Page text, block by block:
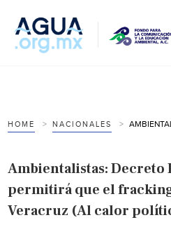
HOME NACIONALES
Ambientalistas: Decreto
permitirá que el
Veracruz (Al calor